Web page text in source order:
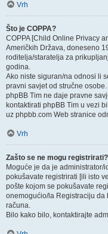
Vrh
Što je COPPA?
COPPA [Child Online Privacy
Američkih Država, doneseno
roditelja/staratelja za
godina.
Ako niste siguran/na odnosi li
pravni savjet od stručne osobe.
phpBB Tim ne daje pravne
kontaktirati phpBB Tim u vezi
uz phpbb.com Web stranice
Vrh
Zašto se ne mogu registrirati?
Moguće je da je administrator/
pokušavate registrirati [ili isto
pošte kojom se pokušavate
onemogućio/la Registraciju
računa.
Bilo kako bilo, kontaktirajte